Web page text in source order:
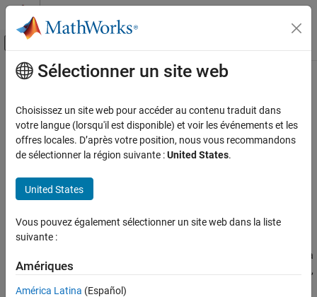
Passer au contenu
Activer/désactiver l'affichage du menu
Accueil de la documentation
Simulink Coder
Deployment, Integration, and Supported
Hardware
ON THIS PAGE
Description
Version History
See Also
Contenu principal
coder.descriptor.TypedRegion Class
Namespace:coder.descriptor
Superclasses:coder.descriptor.DataImplementation
generated code
Since R2025a
Description
An object of the
data element that the generated code implements as a typed data
expression. Examples of typed data expressions include variables,
or members of a C/C++ structure or array.
Sélectionner un site web
Choisissez un site web pour accéder au contenu traduit dans
votre langue (lorsqu'il est disponible) et voir les événements et les
offres locales. D’après votre position, nous vous recommandons
de sélectionner la région suivante :United States.
United States
Vous pouvez également sélectionner un site web dans la liste
suivante :
Amériques
América Latina (Español)